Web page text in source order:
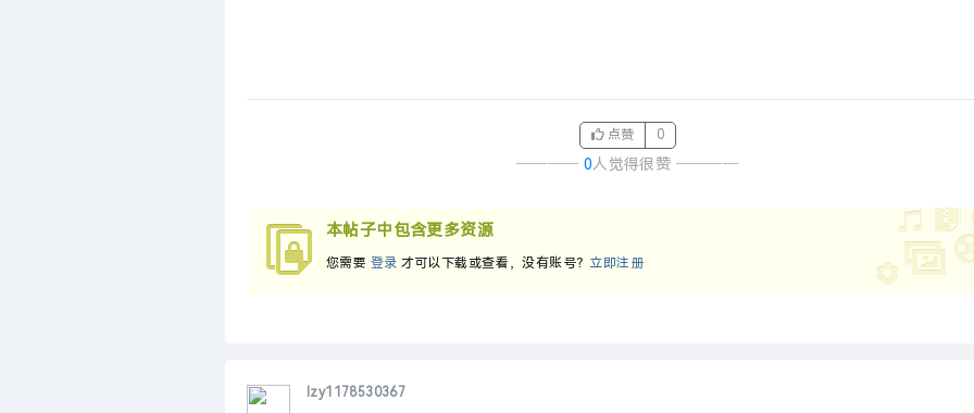
点赞 0
──── 0人觉得很赞 ────
本帖子中包含更多资源
您需要 登录 才可以下载或查看，没有账号？ 立即注册
lzy1178530367